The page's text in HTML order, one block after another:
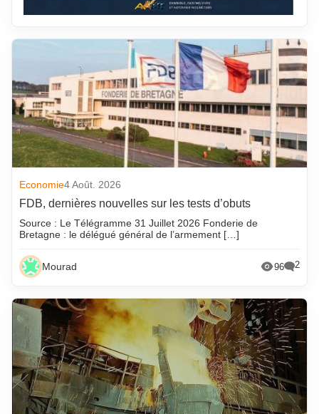
Economie4 Août. 2026
FDB, dernières nouvelles sur les tests d’obuts
Source : Le Télégramme 31 Juillet 2026 Fonderie de
Bretagne : le délégué général de l’armement […]
Mourad 96 2